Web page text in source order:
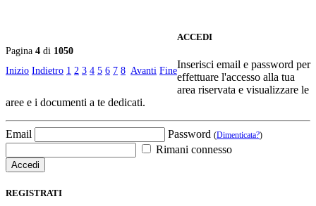
Pagina 4 di 1050
Inizio Indietro 1 2 3 4 5 6 7 8 Avanti Fine
ACCEDI
Inserisci email e password per
effettuare l'accesso alla tua
area riservata e visualizzare le
aree e i documenti a te dedicati.
Email Password (Dimenticata?)
Rimani connesso
REGISTRATI